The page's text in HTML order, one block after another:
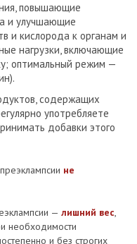
повышающие
и улучшающие
и кислорода к органам и
нагрузки, включающие
оптимальный режим —
содержащих
употребляете
добавки этого
не
— лишний вес,
необходимости
и без строгих